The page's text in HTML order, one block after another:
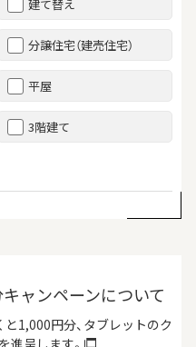
建て替え
分譲住宅（建売住宅）
平屋
3階建て
ャンペーンについて
と1,000円分、タブレットのク
進呈します。